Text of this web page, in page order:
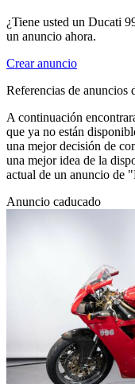
¿Tiene usted un Ducati
un anuncio ahora.
Crear anuncio
Referencias de anuncios
A continuación
que ya no están
una mejor decisión de
una mejor idea de la
actual de un anuncio de
Anuncio caducado